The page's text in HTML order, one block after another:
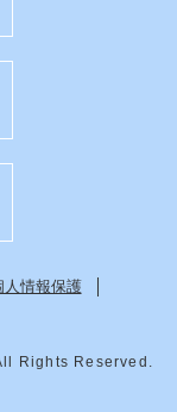
人情報保護
Rights Reserved.